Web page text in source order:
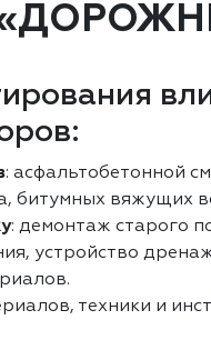
: асфальтобетонной
битумных вяжущих
: демонтаж старого
устройство
техники и